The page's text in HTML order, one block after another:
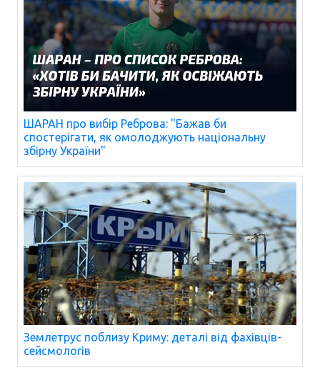
ШАРАН про вибір Реброва: "Бажав би
спостерігати, як омолоджують національну
збірну України"
Землетрус поблизу Криму: деталі від фахівців-
сейсмологів